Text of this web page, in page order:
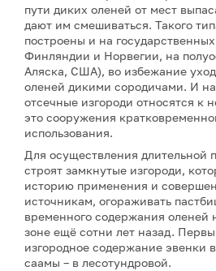
пути диких оленей от мест
дают им смешиваться. Такого
построены и на
Финляндии и Норвегии, на
Аляска, США), во избежание
оленей дикими сородичами. И
отсечные изгороди относятся к
это сооружения
использования.
Для осуществления длительной
строят замкнутые изгороди,
историю применения и
источникам, огораживать
временного содержания оленей
зоне ещё сотни лет назад.
изгородное содержание эвенки
саамы – в лесотундровой.